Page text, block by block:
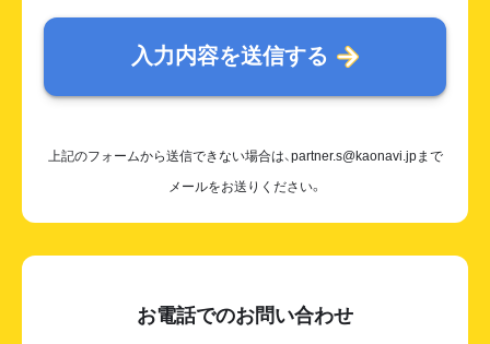
入力内容を送信する
上記のフォームから送信できない場合は、partner.s@kaonavi.jpまで
メールをお送りください。
お電話でのお問い合わせ